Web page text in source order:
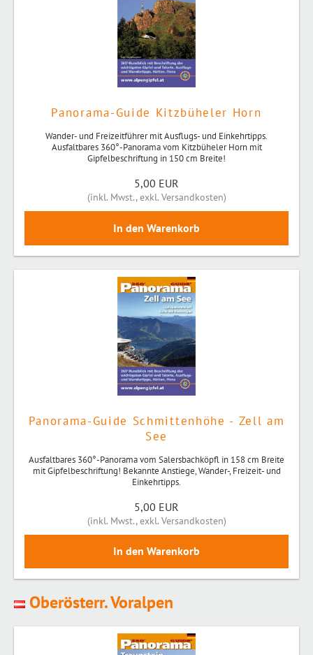
Panorama-Guide Kitzbüheler Horn
Wander- und Freizeitführer mit Ausflugs- und Einkehrtipps.
Ausfaltbares 360°-Panorama vom Kitzbüheler Horn mit
Gipfelbeschriftung in 150 cm Breite!
5,00 EUR
(inkl. Mwst.,exkl. Versandkosten)
Panorama-Guide Schmittenhöhe - Zell am
See
Ausfaltbares 360°-Panorama vom Salersbachköpfl in 158 cm Breite
mit Gipfelbeschriftung! Bekannte Anstiege, Wander-, Freizeit- und
Einkehrtipps.
5,00 EUR
(inkl. Mwst.,exkl. Versandkosten)
Oberösterr. Voralpen